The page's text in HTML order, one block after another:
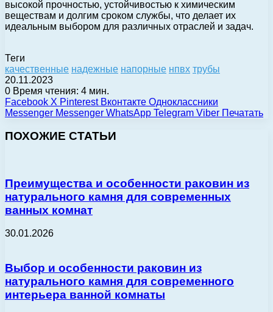
высокой прочностью, устойчивостью к химическим
веществам и долгим сроком службы, что делает их
идеальным выбором для различных отраслей и задач.
Теги
качественные надежные напорные нпвх трубы
20.11.2023
0 Время чтения: 4 мин.
Facebook X Pinterest Вконтакте Одноклассники
Messenger Messenger WhatsApp Telegram Viber Печатать
ПОХОЖИЕ СТАТЬИ
Преимущества и особенности раковин из
натурального камня для современных
ванных комнат
30.01.2026
Выбор и особенности раковин из
натурального камня для современного
интерьера ванной комнаты